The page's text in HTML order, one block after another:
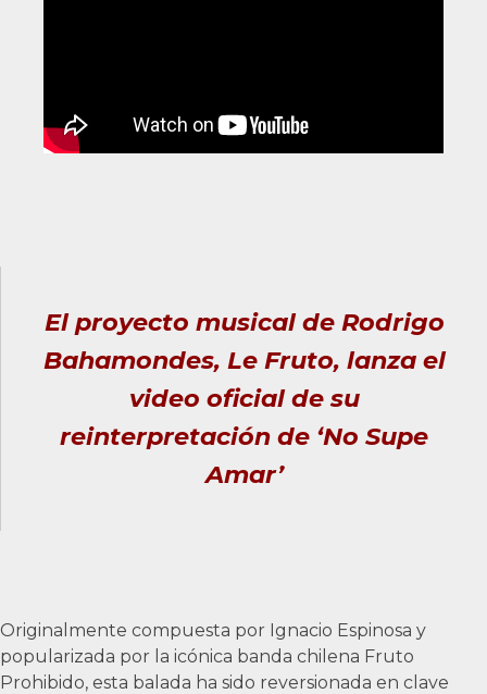
El proyecto musical de Rodrigo
Bahamondes, Le Fruto, lanza el
video oficial de su
reinterpretación de ‘No Supe
Amar’
Originalmente compuesta por Ignacio Espinosa y
popularizada por la icónica banda chilena Fruto
Prohibido, esta balada ha sido reversionada en clave